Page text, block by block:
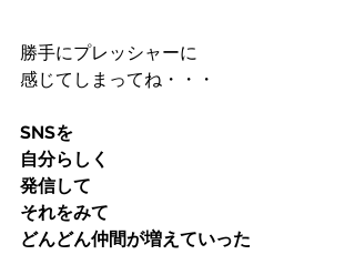
勝手にプレッシャーに
感じてしまってね・・・
SNSを
自分らしく
発信して
それをみて
どんどん仲間が増えていった